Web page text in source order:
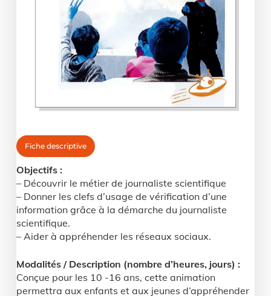
Fiche descriptive
Objectifs :
– Découvrir le métier de journaliste scientifique
– Donner les clefs d’usage de vérification d’une
information grâce à la démarche du journaliste
scientifique.
– Aider à appréhender les réseaux sociaux.
Modalités / Description (nombre d’heures, jours) :
Conçue pour les 10 -16 ans, cette animation
permettra aux enfants et aux jeunes d’appréhender